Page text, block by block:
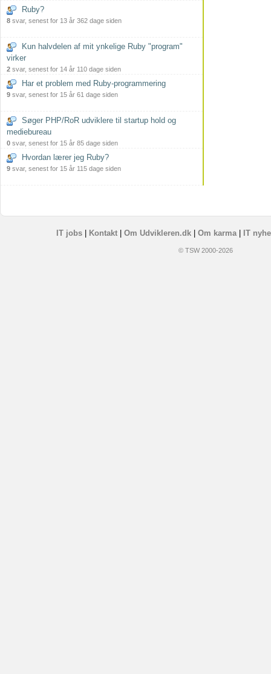
Ruby?
8 svar, senest for 13 år 362 dage siden
Kun halvdelen af mit ynkelige Ruby "program"
virker
2 svar, senest for 14 år 110 dage siden
Har et problem med Ruby-programmering
9 svar, senest for 15 år 61 dage siden
Søger PHP/RoR udviklere til startup hold og
mediebureau
0 svar, senest for 15 år 85 dage siden
Hvordan lærer jeg Ruby?
9 svar, senest for 15 år 115 dage siden
IT jobs| Kontakt| Om Udvikleren.dk| Om karma| IT
© TSW 2000-2026